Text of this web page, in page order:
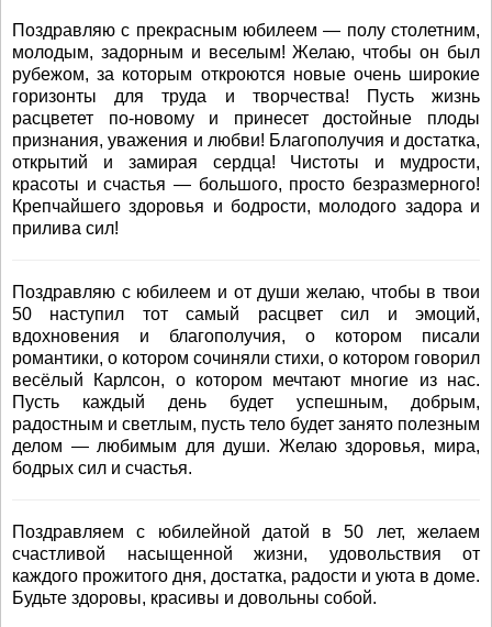
Поздравляю с прекрасным юбилеем — полу столетним,
молодым, задорным и веселым! Желаю, чтобы он был
рубежом, за которым откроются новые очень широкие
горизонты для труда и творчества! Пусть жизнь
расцветет по-новому и принесет достойные плоды
признания, уважения и любви! Благополучия и достатка,
открытий и замирая сердца! Чистоты и мудрости,
красоты и счастья — большого, просто безразмерного!
Крепчайшего здоровья и бодрости, молодого задора и
прилива сил!
Поздравляю с юбилеем и от души желаю, чтобы в твои
50 наступил тот самый расцвет сил и эмоций,
вдохновения и благополучия, о котором писали
романтики, о котором сочиняли стихи, о котором говорил
весёлый Карлсон, о котором мечтают многие из нас.
Пусть каждый день будет успешным, добрым,
радостным и светлым, пусть тело будет занято полезным
делом — любимым для души. Желаю здоровья, мира,
бодрых сил и счастья.
Поздравляем с юбилейной датой в 50 лет, желаем
счастливой насыщенной жизни, удовольствия от
каждого прожитого дня, достатка, радости и уюта в доме.
Будьте здоровы, красивы и довольны собой.